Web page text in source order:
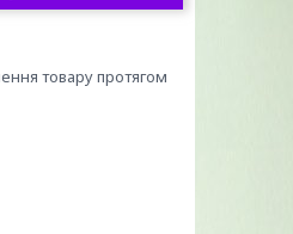
товару протягом